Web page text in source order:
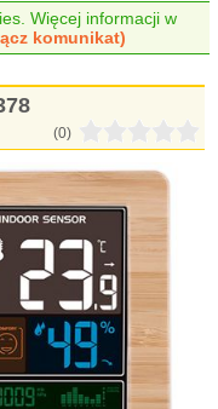
Więcej informacji w
komunikat)
(0)